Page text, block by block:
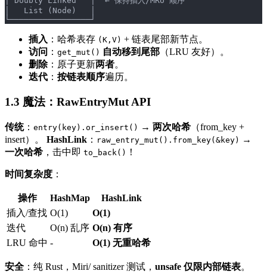
│   List (Node)   │
└─────────────────┘
插入 ：哈希表存 (K,V) + 链表尾部新节点。
访问 ： get_mut() 自动移到尾部 （LRU 友好）。
删除：原子更新两者。
迭代 ： 按链表顺序遍历。
1.3 魔法：RawEntryMut API
传统： entry(key).or_insert() → 两次哈希 （from_key +
insert）。 HashLink ： raw_entry_mut().from_key(&key)
→
一次哈希 ，击中即 to_back() ！
时间复杂度 ：
操作 HashMap
HashLink
插入/查找 O(1)
O(1)
迭代
O(n) 乱序 O(n) 有序
LRU 命中 - O(1) 无重哈希
安全 ：纯 Rust，Miri/ sanitizer 测试， unsafe 仅限内部链表。